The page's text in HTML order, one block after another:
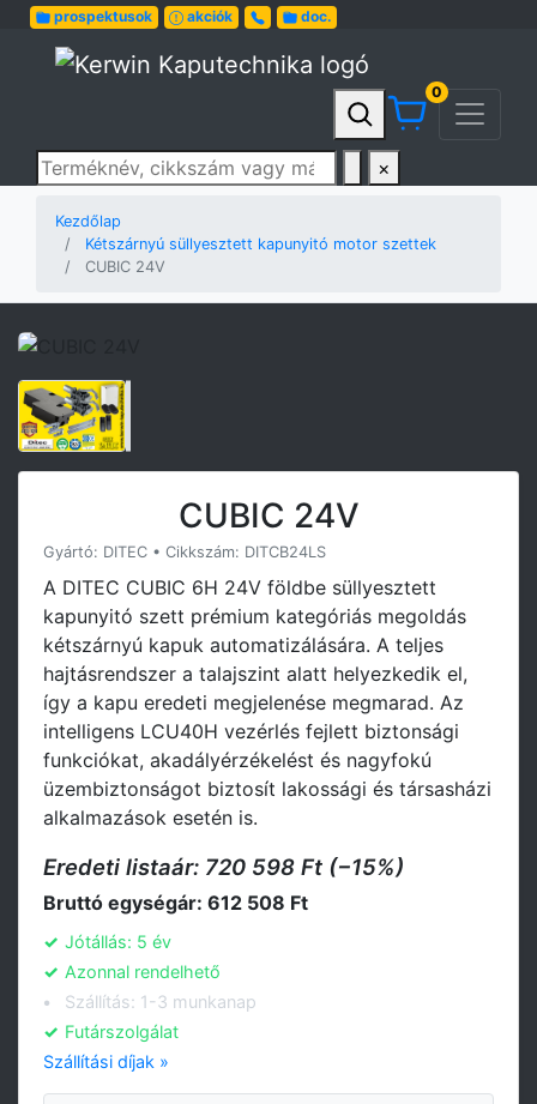
prospektusok akciók doc.
0
Termék keresése ×
Kezdőlap
Kétszárnyú süllyesztett kapunyitó motor szettek
CUBIC 24V
CUBIC 24V
Gyártó: DITEC • Cikkszám: DITCB24LS
A DITEC CUBIC 6H 24V földbe süllyesztett
kapunyitó szett prémium kategóriás megoldás
kétszárnyú kapuk automatizálására. A teljes
hajtásrendszer a talajszint alatt helyezkedik el,
így a kapu eredeti megjelenése megmarad. Az
intelligens LCU40H vezérlés fejlett biztonsági
funkciókat, akadályérzékelést és nagyfokú
üzembiztonságot biztosít lakossági és társasházi
alkalmazások esetén is.
Eredeti listaár: 720 598 Ft (−15%)
Bruttó egységár: 612 508 Ft
Jótállás: 5 év
Azonnal rendelhető
Szállítás: 1-3 munkanap
Futárszolgálat
Szállítási díjak »